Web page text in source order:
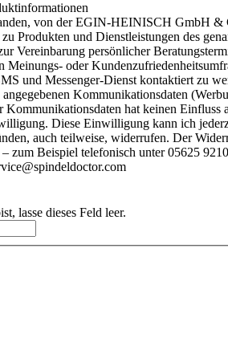
von der EGIN-HEINISCH GmbH &
Produkten und Dienstleistungen des
Vereinbarung persönlicher
Meinungs- oder
und Messenger-Dienst kontaktiert zu
Kommunikationsdaten
Kommunikationsdaten hat keinen Einfluss
Diese Einwilligung kann ich
auch teilweise, widerrufen. Der
zum Beispiel telefonisch unter 05625
lasse dieses Feld leer.